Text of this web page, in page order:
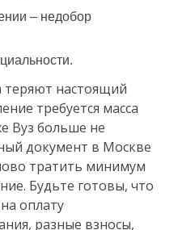
теряют настоящий
требуется масса
Вуз больше не
документ в Москве
тратить минимум
Будьте готовы, что
оплату
разные взносы,